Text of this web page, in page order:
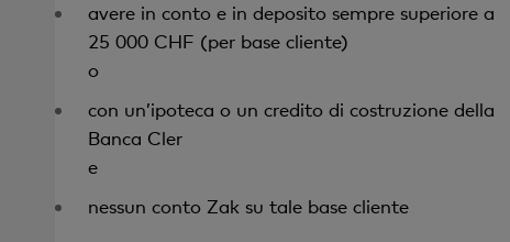
avere in conto e in deposito sempre superiore a
25 000 CHF (per base cliente)
o
con un’ipoteca o un credito di costruzione della
Banca Cler
e
nessun conto Zak su tale base cliente